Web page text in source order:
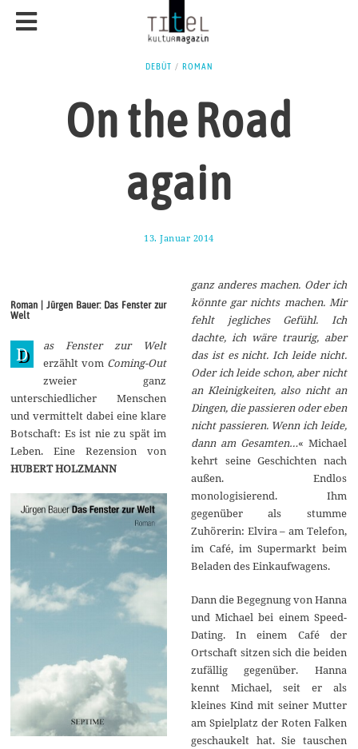
DEBÜT / ROMAN
On the Road
again
13. Januar 2014
k
o
b
e
r
2
0
5
Roman | Jürgen Bauer: Das Fenster zur
Welt
D
as Fenster zur Welt
erzählt vom Coming-Out
zweier ganz
unterschiedlicher Menschen
und vermittelt dabei eine klare
Botschaft: Es ist nie zu spät im
Leben. Eine Rezension von
HUBERT HOLZMANN
ganz anderes machen. Oder ich
könnte gar nichts machen. Mir
fehlt jegliches Gefühl. Ich
dachte, ich wäre traurig, aber
das ist es nicht. Ich leide nicht.
Oder ich leide schon, aber nicht
an Kleinigkeiten, also nicht an
Dingen, die passieren oder eben
nicht passieren. Wenn ich leide,
dann am Gesamten…« Michael
kehrt seine Geschichten nach
außen. Endlos
monologisierend. Ihm
gegenüber als stumme
Zuhörerin: Elvira – am Telefon,
im Café, im Supermarkt beim
Beladen des Einkaufwagens.
Dann die Begegnung von Hanna
und Michael bei einem Speed-
Dating. In einem Café der
Ortschaft sitzen sich die beiden
zufällig gegenüber. Hanna
kennt Michael, seit er als
kleines Kind mit seiner Mutter
am Spielplatz der Roten Falken
geschaukelt hat. Sie tauschen